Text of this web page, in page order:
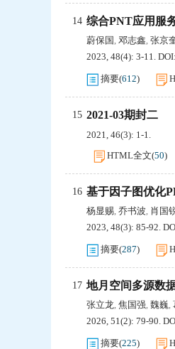
14 综合PNT应用服
蔚保国, 邓志鑫, 张京
2023, 48(4): 3-11. DOI:
摘要(612)
15 2021-03期封二
2021, 46(3): 1-1.
HTML全文(50)
16 基于因子图优化
杨显赐, 乔书波, 肖国
2023, 48(3): 85-92.
摘要(287)
17 地月空间多源数
张立龙, 焦国强, 魏巍,
2026, 51(2): 79-90.
摘要(225)